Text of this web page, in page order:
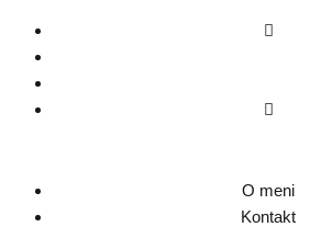
O meni
Kontakt